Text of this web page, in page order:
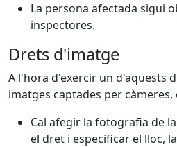
La persona afectada sigui
inspectores.
Drets d'imatge
A l'hora d'exercir un d'aquests
imatges captades per
Cal afegir la fotografia de
el dret i especificar el lloc,